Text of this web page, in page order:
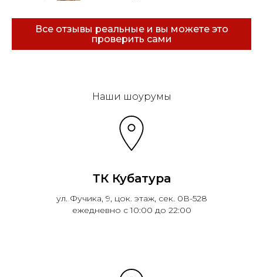
Все отзывы реальные и вы можете это
проверить сами
Наши шоурумы
ТК Кубатура
ул. Фучика, 9, цок. этаж, сек. 0В-528
ежедневно с 10:00 до 22:00